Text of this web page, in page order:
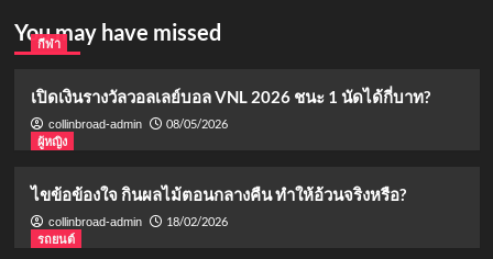
You may have missed
กีฬา
เปิดเงินรางวัลวอลเลย์บอล VNL 2026 ชนะ 1 นัดได้กี่บาท?
collinbroad-admin
08/05/2026
ผู้หญิง
ไขข้อข้องใจ กินผลไม้ตอนกลางคืน ทำให้อ้วนจริงหรือ?
collinbroad-admin
18/02/2026
รถยนต์